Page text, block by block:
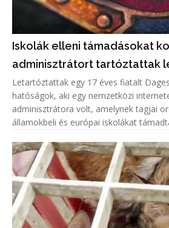
Iskolák elleni támadásokat
adminisztrátort tartóztattak
Letartóztattak egy 17 éves fiatalt
hatóságok, aki egy nemzetközi
adminisztrátora volt, amelynek tagjai
államokbeli és európai iskolákat